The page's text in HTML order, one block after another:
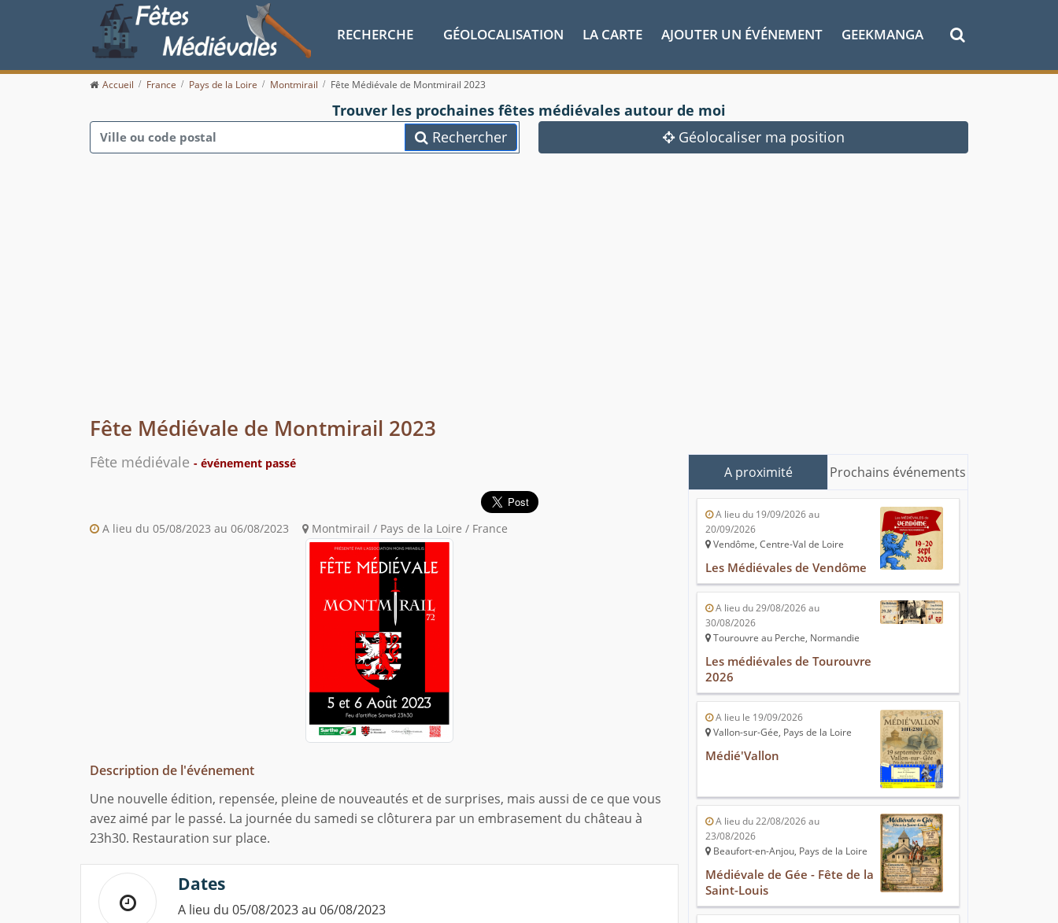
RECHERCHE GÉOLOCALISATION LA CARTE AJOUTER UN ÉVÉNEMENT GEEKMANGA
Accueil France Pays de la Loire Montmirail Fête Médiévale de Montmirail 2023
Trouver les prochaines fêtes médiévales autour de moi
Rechercher
Géolocaliser ma position
Fête Médiévale de Montmirail 2023
Fête médiévale - événement passé
A lieu du 05/08/2023 au 06/08/2023 Montmirail / Pays de la Loire / France
Description de l'événement
Une nouvelle édition, repensée, pleine de nouveautés et de surprises, mais aussi de ce que vous
avez aimé par le passé. La journée du samedi se clôturera par un embrasement du château à
23h30. Restauration sur place.
Dates
A lieu du 05/08/2023 au 06/08/2023
A proximité Prochains événements
A lieu du 19/09/2026 au
20/09/2026
Vendôme, Centre-Val de Loire
Les Médiévales de Vendôme
A lieu du 29/08/2026 au
30/08/2026
Tourouvre au Perche, Normandie
Les médiévales de Tourouvre
2026
A lieu le 19/09/2026
Vallon-sur-Gée, Pays de la Loire
Médié'Vallon
A lieu du 22/08/2026 au
23/08/2026
Beaufort-en-Anjou, Pays de la Loire
Médiévale de Gée - Fête de la
Saint-Louis